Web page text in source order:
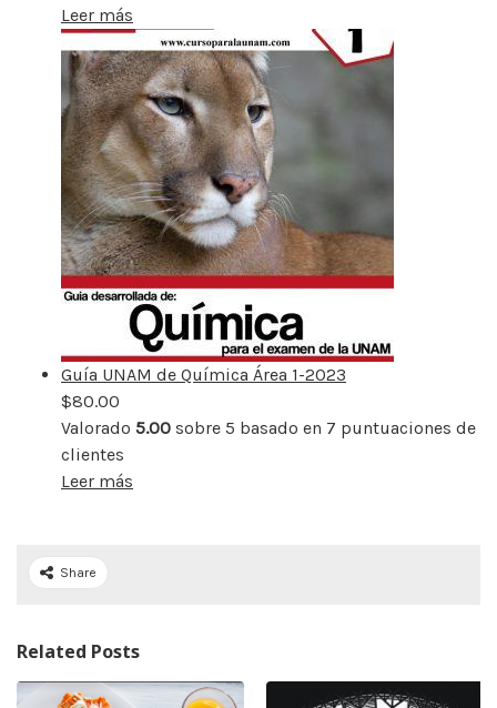
Leer más
Guía UNAM de Química Área 1-2023
$80.00
Valorado 5.00 sobre 5 basado en 7 puntuaciones de
clientes
Leer más
Share
Related Posts